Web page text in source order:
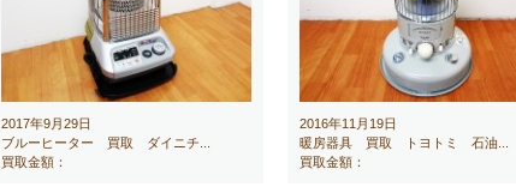
2017年9月29日
ブルーヒーター 買取 ダイニチ...
買取金額：
2016年11月19日
暖房器具 買取 トヨトミ 石油...
買取金額：